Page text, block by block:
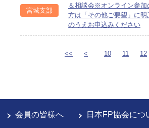
宮城支部
＆相談会※オンライン参加
方は「その他ご要望」に明
のうえお申込みください
<< < 10 11 12
会員の皆様へ 日本FP協会につ